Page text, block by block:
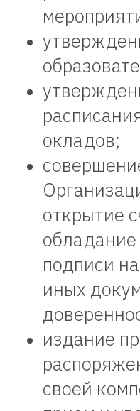
окладов;
открытие
подписи
иных
издание
своей